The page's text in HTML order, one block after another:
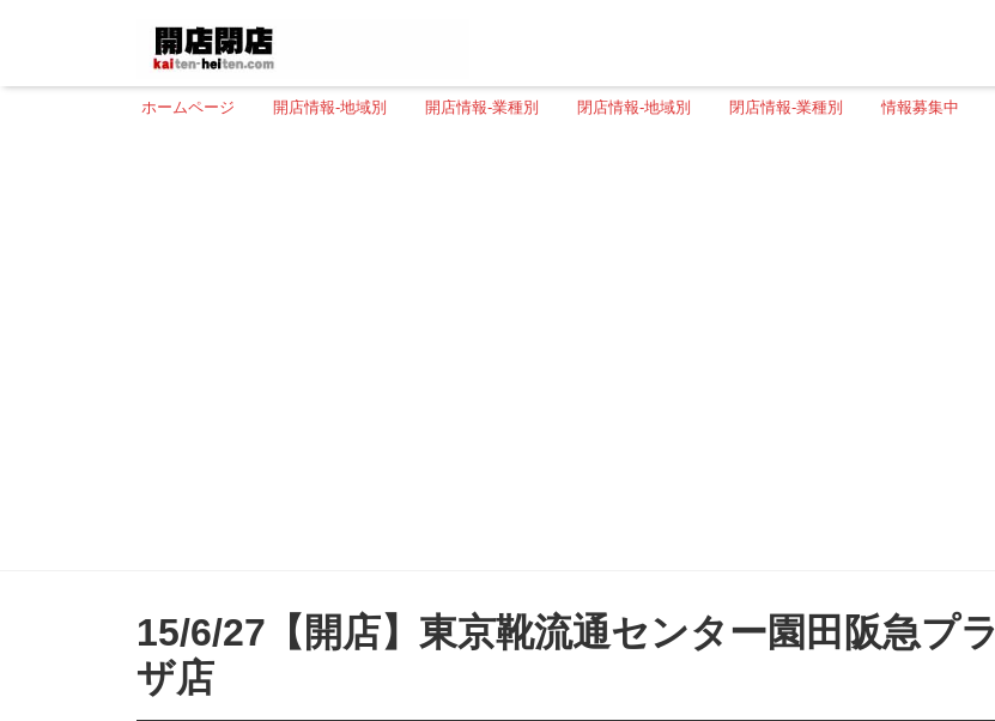
ホームページ 開店情報-地域別 開店情報-業種別 閉店情報-地域別 閉店情報-業種別 情報募集中
15/6/27【開店】東京靴流通センター園田阪急プラ
ザ店